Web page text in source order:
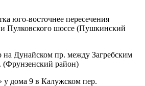
юго-восточнее пересечения
и Пулковского шоссе (Пушкинский
на Дунайском пр. между Загребским
(Фрунзенский район)
у дома 9 в Калужском пер.